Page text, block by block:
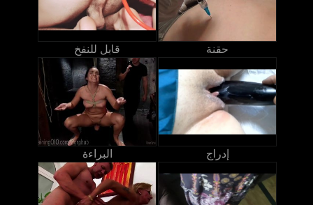
قابل للنفخ حقنة
البراءة إدراج